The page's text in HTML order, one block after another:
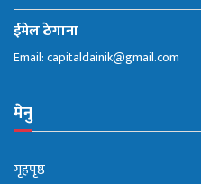
ईमेल ठेगाना
Email:capitaldainik@gmail.com
मेनु
गृहपृष्ठ